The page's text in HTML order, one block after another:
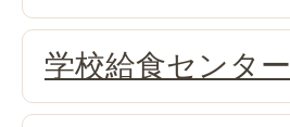
学校給食センター